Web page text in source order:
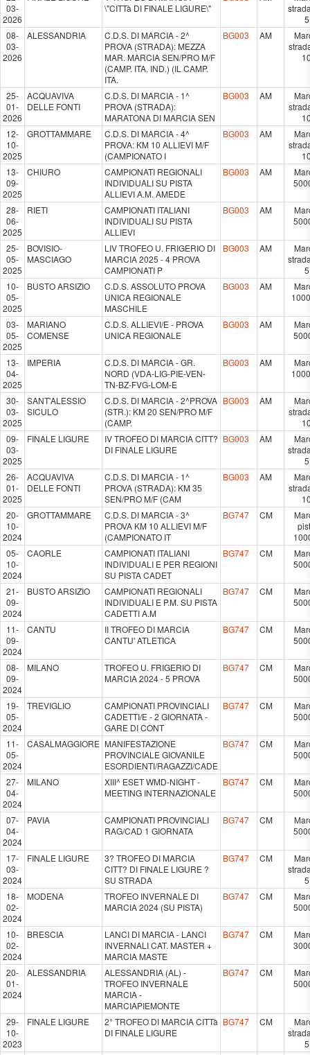
03-
2026
\"CITTà DI FINALE LIGURE\"
5
08-
03-
2026
ALESSANDRIA
C.D.S. DI MARCIA - 2^
PROVA (STRADA): MEZZA
MAR. MARCIA SEN/PRO M/F
(CAMP. ITA. IND.) (IL CAMP.
ITA.
BG003 AM
25-
01-
2026
ACQUAVIVA
DELLE FONTI
C.D.S. DI MARCIA - 1^
PROVA (STRADA):
MARATONA DI MARCIA SEN
BG003 AM
12-
10-
2025
GROTTAMMARE
C.D.S. DI MARCIA - 4^
PROVA: KM 10 ALLIEVI M/F
(CAMPIONATO I
BG003 AM
13-
09-
2025
CHIURO
CAMPIONATI REGIONALI
INDIVIDUALI SU PISTA
ALLIEVI A.M. AMEDE
BG003 AM
28-
06-
2025
RIETI
CAMPIONATI ITALIANI
INDIVIDUALI SU PISTA
ALLIEVI
BG003 AM
25-
05-
2025
BOVISIO-
MASCIAGO
LIV TROFEO U. FRIGERIO DI
MARCIA 2025 - 4 PROVA
CAMPIONATI P
BG003 AM
5
10-
05-
2025
BUSTO ARSIZIO
C.D.S. ASSOLUTO PROVA
UNICA REGIONALE
MASCHILE
BG003 AM
03-
05-
2025
MARIANO
COMENSE
C.D.S. ALLIEVI/E - PROVA
UNICA REGIONALE
BG003 AM
13-
04-
2025
IMPERIA
C.D.S. DI MARCIA - GR.
NORD (VDA-LIG-PIE-VEN-
TN-BZ-FVG-LOM-E
BG003 AM
30-
03-
2025
SANT'ALESSIO
SICULO
C.D.S. DI MARCIA - 2^PROVA
(STR.): KM 20 SEN/PRO M/F
(CAMP.
BG003 AM
09-
03-
2025
FINALE LIGURE
IV TROFEO DI MARCIA CITT?
DI FINALE LIGURE
BG003 AM
5
26-
01-
2025
ACQUAVIVA
DELLE FONTI
C.D.S. DI MARCIA - 1^
PROVA (STRADA): KM 35
SEN/PRO M/F (CAM
BG003 AM
20-
10-
2024
GROTTAMMARE
C.D.S. DI MARCIA - 3^
PROVA KM 10 ALLIEVI M/F
(CAMPIONATO IT
BG747 CM
05-
10-
2024
CAORLE
CAMPIONATI ITALIANI
INDIVIDUALI E PER REGIONI
SU PISTA CADET
BG747 CM
21-
09-
2024
BUSTO ARSIZIO
CAMPIONATI REGIONALI
INDIVIDUALI E P.M. SU PISTA
CADETTI A.M
BG747 CM
11-
09-
2024
CANTU
II TROFEO DI MARCIA
CANTU' ATLETICA
BG747 CM
08-
09-
2024
MILANO
TROFEO U. FRIGERIO DI
MARCIA 2024 - 5 PROVA
BG747 CM
19-
05-
2024
TREVIGLIO
CAMPIONATI PROVINCIALI
CADETTI/E - 2 GIORNATA -
GARE DI CONT
BG747 CM
11-
05-
2024
CASALMAGGIORE MANIFESTAZIONE
PROVINCIALE GIOVANILE
ESORDIENTI/RAGAZZI/CADE
BG747 CM
27-
04-
2024
MILANO
XIII^ ESET WMD-NIGHT -
MEETING INTERNAZIONALE
BG747 CM
07-
04-
2024
PAVIA
CAMPIONATI PROVINCIALI
RAG/CAD 1 GIORNATA
BG747 CM
17-
03-
2024
FINALE LIGURE
3? TROFEO DI MARCIA
CITT? DI FINALE LIGURE ?
SU STRADA
BG747 CM
5
18-
02-
2024
MODENA
TROFEO INVERNALE DI
MARCIA 2024 (SU PISTA)
BG747 CM
10-
02-
2024
BRESCIA
LANCI DI MARCIA - LANCI
INVERNALI CAT. MASTER +
MARCIA MASTE
BG747 CM
20-
01-
2024
ALESSANDRIA
ALESSANDRIA (AL) -
TROFEO INVERNALE
MARCIA -
MARCIAPIEMONTE
BG747 CM
29-
10-
2023
FINALE LIGURE
2° TROFEO DI MARCIA CITTà
DI FINALE LIGURE
BG747 CM
5